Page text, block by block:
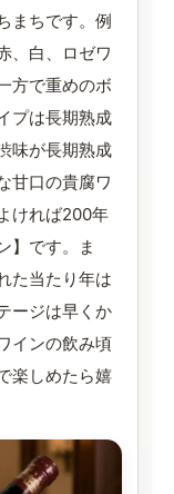
まちです。例
、白、ロゼワ
方で重めのボ
プは長期熟成
味が長期熟成
甘口の貴腐ワ
ければ200年
】です。ま
た当たり年は
ージは早くか
インの飲み頃
楽しめたら嬉